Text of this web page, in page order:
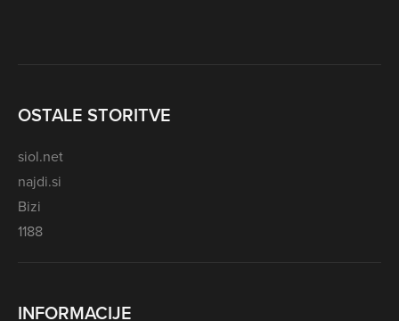
OSTALE STORITVE
siol.net
najdi.si
Bizi
1188
INFORMACIJE